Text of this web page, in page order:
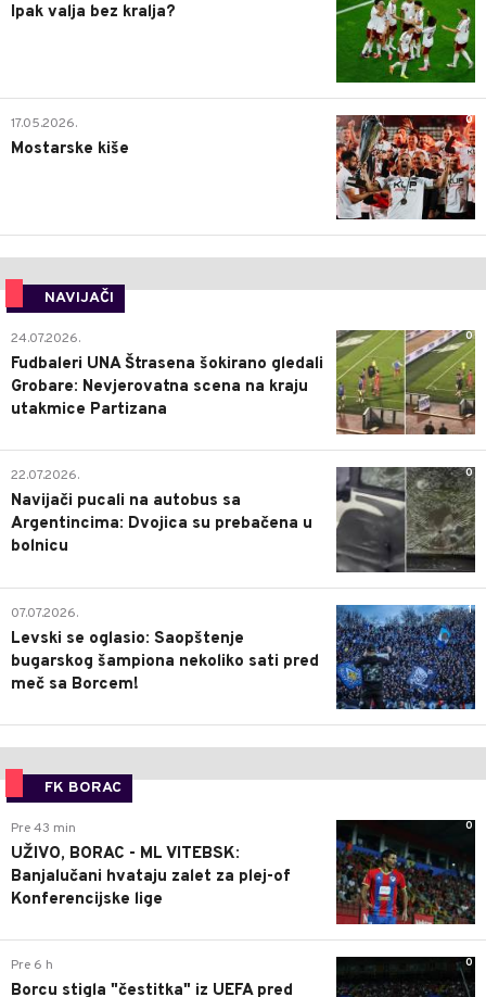
Ipak valja bez kralja?
0
17.05.2026.
Mostarske kiše
NAVIJAČI
0
24.07.2026.
Fudbaleri UNA Štrasena šokirano gledali
Grobare: Nevjerovatna scena na kraju
utakmice Partizana
0
22.07.2026.
Navijači pucali na autobus sa
Argentincima: Dvojica su prebačena u
bolnicu
1
07.07.2026.
Levski se oglasio: Saopštenje
bugarskog šampiona nekoliko sati pred
meč sa Borcem!
FK BORAC
0
Pre 43 min
UŽIVO, BORAC - ML VITEBSK:
Banjalučani hvataju zalet za plej-of
Konferencijske lige
0
Pre 6 h
Borcu stigla "čestitka" iz UEFA pred